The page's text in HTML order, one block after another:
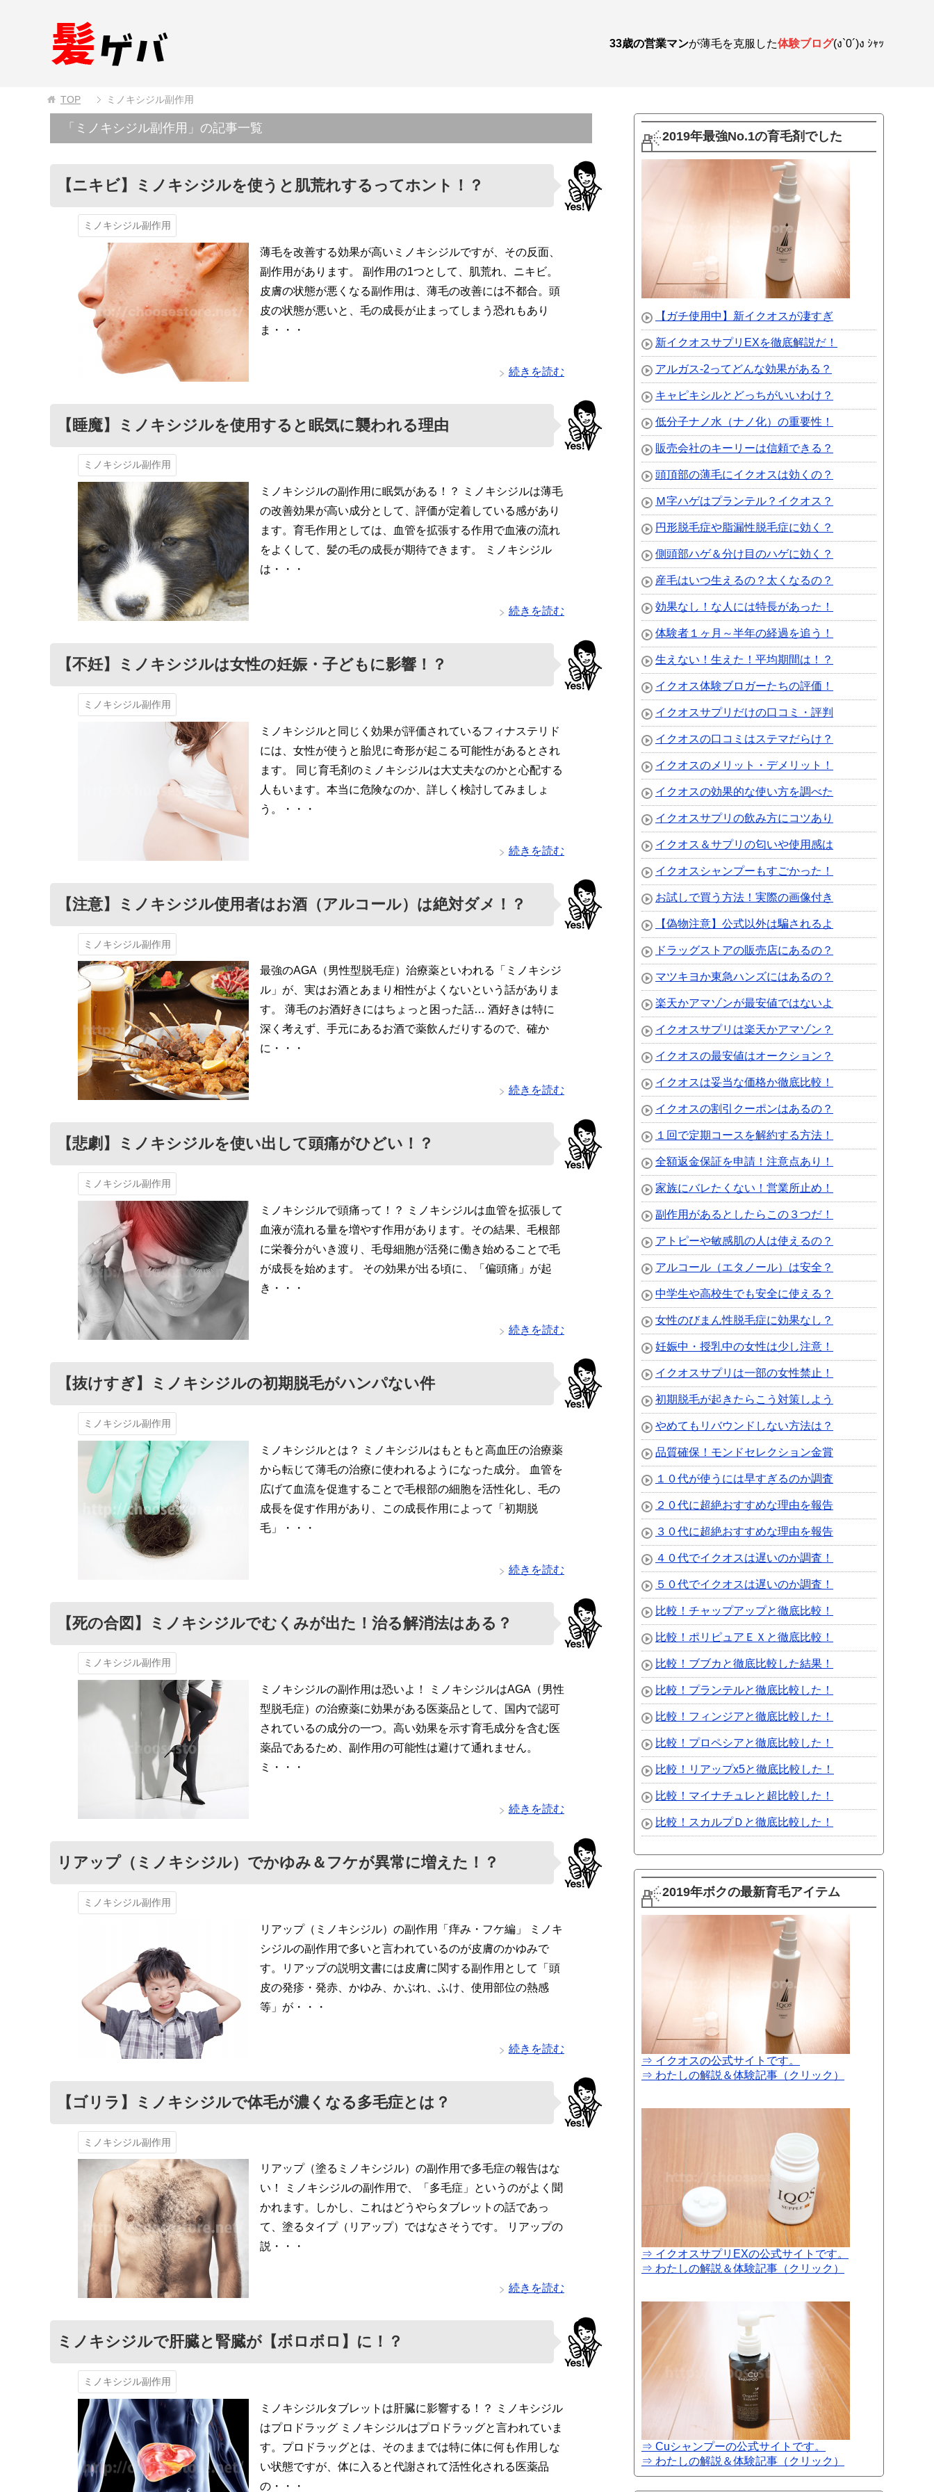
33歳の営業マンが薄毛を克服した体験ブログ(ง`0´)ง ｼｬｯ
TOP ミノキシジル副作用
「ミノキシジル副作用」の記事一覧
【ニキビ】ミノキシジルを使うと肌荒れするってホント！？
ミノキシジル副作用
薄毛を改善する効果が高いミノキシジルですが、その反面、
副作用があります。 副作用の1つとして、肌荒れ、ニキビ。
皮膚の状態が悪くなる副作用は、薄毛の改善には不都合。頭
皮の状態が悪いと、毛の成長が止まってしまう恐れもあり
ま・・・
続きを読む
【睡魔】ミノキシジルを使用すると眠気に襲われる理由
ミノキシジル副作用
ミノキシジルの副作用に眠気がある！？ ミノキシジルは薄毛
の改善効果が高い成分として、評価が定着している感があり
ます。育毛作用としては、血管を拡張する作用で血液の流れ
をよくして、髪の毛の成長が期待できます。 ミノキシジル
は・・・
続きを読む
【不妊】ミノキシジルは女性の妊娠・子どもに影響！？
ミノキシジル副作用
ミノキシジルと同じく効果が評価されているフィナステリド
には、女性が使うと胎児に奇形が起こる可能性があるとされ
ます。 同じ育毛剤のミノキシジルは大丈夫なのかと心配する
人もいます。本当に危険なのか、詳しく検討してみましょ
う。・・・
続きを読む
【注意】ミノキシジル使用者はお酒（アルコール）は絶対ダメ！？
ミノキシジル副作用
最強のAGA（男性型脱毛症）治療薬といわれる「ミノキシジ
ル」が、実はお酒とあまり相性がよくないという話がありま
す。 薄毛のお酒好きにはちょっと困った話… 酒好きは特に
深く考えず、手元にあるお酒で薬飲んだりするので、確か
に・・・
続きを読む
【悲劇】ミノキシジルを使い出して頭痛がひどい！？
ミノキシジル副作用
ミノキシジルで頭痛って！？ ミノキシジルは血管を拡張して
血液が流れる量を増やす作用があります。その結果、毛根部
に栄養分がいき渡り、毛母細胞が活発に働き始めることで毛
が成長を始めます。 その効果が出る頃に、「偏頭痛」が起
き・・・
続きを読む
【抜けすぎ】ミノキシジルの初期脱毛がハンパない件
ミノキシジル副作用
ミノキシジルとは？ ミノキシジルはもともと高血圧の治療薬
から転じて薄毛の治療に使われるようになった成分。 血管を
広げて血流を促進することで毛根部の細胞を活性化し、毛の
成長を促す作用があり、この成長作用によって「初期脱
毛」・・・
続きを読む
【死の合図】ミノキシジルでむくみが出た！治る解消法はある？
ミノキシジル副作用
ミノキシジルの副作用は恐いよ！ ミノキシジルはAGA（男性
型脱毛症）の治療薬に効果がある医薬品として、国内で認可
されているの成分の一つ。高い効果を示す育毛成分を含む医
薬品であるため、副作用の可能性は避けて通れません。
ミ・・・
続きを読む
リアップ（ミノキシジル）でかゆみ＆フケが異常に増えた！？
ミノキシジル副作用
リアップ（ミノキシジル）の副作用「痒み・フケ編」 ミノキ
シジルの副作用で多いと言われているのが皮膚のかゆみで
す。リアップの説明文書には皮膚に関する副作用として「頭
皮の発疹・発赤、かゆみ、かぶれ、ふけ、使用部位の熱感
等」が・・・
続きを読む
【ゴリラ】ミノキシジルで体毛が濃くなる多毛症とは？
ミノキシジル副作用
リアップ（塗るミノキシジル）の副作用で多毛症の報告はな
い！ ミノキシジルの副作用で、「多毛症」というのがよく聞
かれます。しかし、これはどうやらタブレットの話であっ
て、塗るタイプ（リアップ）ではなさそうです。 リアップの
説・・・
続きを読む
ミノキシジルで肝臓と腎臓が【ボロボロ】に！？
ミノキシジル副作用
ミノキシジルタブレットは肝臓に影響する！？ ミノキシジル
はプロドラッグ ミノキシジルはプロドラッグと言われていま
す。プロドラッグとは、そのままでは特に体に何も作用しな
い状態ですが、体に入ると代謝されて活性化される医薬品
の・・・
2019年最強No.1の育毛剤でした
【ガチ使用中】新イクオスが凄すぎ
新イクオスサプリEXを徹底解説だ！
アルガス-2ってどんな効果がある？
キャピキシルとどっちがいいわけ？
低分子ナノ水（ナノ化）の重要性！
販売会社のキーリーは信頼できる？
頭頂部の薄毛にイクオスは効くの？
Ｍ字ハゲはプランテル？イクオス？
円形脱毛症や脂漏性脱毛症に効く？
側頭部ハゲ＆分け目のハゲに効く？
産毛はいつ生えるの？太くなるの？
効果なし！な人には特長があった！
体験者１ヶ月～半年の経過を追う！
生えない！生えた！平均期間は！？
イクオス体験ブロガーたちの評価！
イクオスサプリだけの口コミ・評判
イクオスの口コミはステマだらけ？
イクオスのメリット・デメリット！
イクオスの効果的な使い方を調べた
イクオスサプリの飲み方にコツあり
イクオス＆サプリの匂いや使用感は
イクオスシャンプーもすごかった！
お試しで買う方法！実際の画像付き
【偽物注意】公式以外は騙されるよ
ドラッグストアの販売店にあるの？
マツキヨか東急ハンズにはあるの？
楽天かアマゾンが最安値ではないよ
イクオスサプリは楽天かアマゾン？
イクオスの最安値はオークション？
イクオスは妥当な価格か徹底比較！
イクオスの割引クーポンはあるの？
１回で定期コースを解約する方法！
全額返金保証を申請！注意点あり！
家族にバレたくない！営業所止め！
副作用があるとしたらこの３つだ！
アトピーや敏感肌の人は使えるの？
アルコール（エタノール）は安全？
中学生や高校生でも安全に使える？
女性のびまん性脱毛症に効果なし？
妊娠中・授乳中の女性は少し注意！
イクオスサプリは一部の女性禁止！
初期脱毛が起きたらこう対策しよう
やめてもリバウンドしない方法は？
品質確保！モンドセレクション金賞
１０代が使うには早すぎるのか調査
２０代に超絶おすすめな理由を報告
３０代に超絶おすすめな理由を報告
４０代でイクオスは遅いのか調査！
５０代でイクオスは遅いのか調査！
比較！チャップアップと徹底比較！
比較！ポリピュアＥＸと徹底比較！
比較！ブブカと徹底比較した結果！
比較！プランテルと徹底比較した！
比較！フィンジアと徹底比較した！
比較！プロペシアと徹底比較した！
比較！リアップx5と徹底比較した！
比較！マイナチュレと超比較した！
比較！スカルプＤと徹底比較した！
2019年ボクの最新育毛アイテム
⇒ イクオスの公式サイトです。
⇒ わたしの解説＆体験記事（クリック）
⇒ イクオスサプリEXの公式サイトです。
⇒ わたしの解説＆体験記事（クリック）
⇒ Cuシャンプーの公式サイトです。
⇒ わたしの解説＆体験記事（クリック）